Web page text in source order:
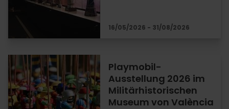
16/05/2026 - 31/08/2026
Playmobil-
Ausstellung 2026 im
Militärhistorischen
Museum von València